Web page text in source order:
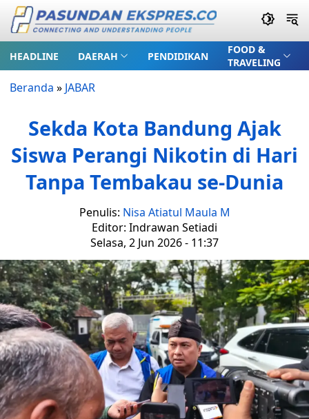
HEADLINE DAERAH PENDIDIKAN
FOOD &
TRAVELING
Beranda » JABAR
Sekda Kota Bandung Ajak
Siswa Perangi Nikotin di Hari
Tanpa Tembakau se-Dunia
Penulis: Nisa Atiatul Maula M
Editor: Indrawan Setiadi
Selasa, 2 Jun 2026 - 11:37